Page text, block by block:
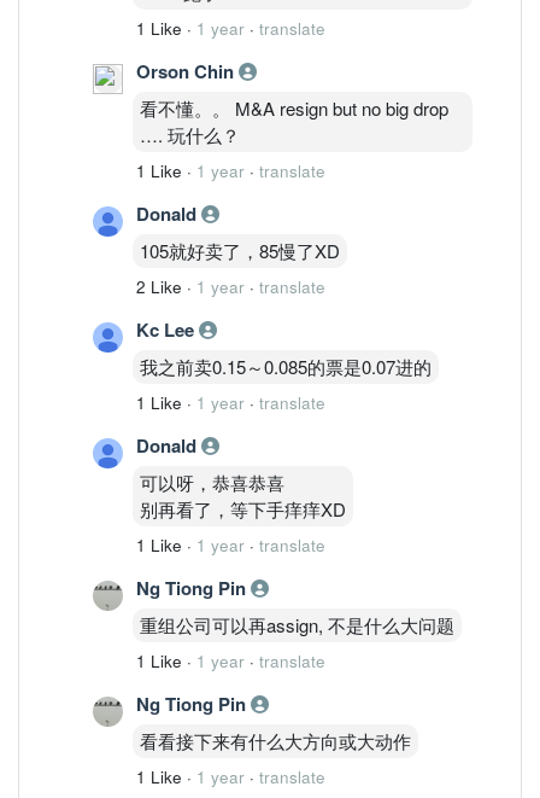
1 Like · 1 year · translate
Orson Chin
看不懂。。 M&A resign but no big drop
…. 玩什么？
1 Like · 1 year · translate
Donald
105就好卖了，85慢了XD
2 Like · 1 year · translate
Kc Lee
我之前卖0.15～0.085的票是0.07进的
1 Like · 1 year · translate
Donald
可以呀，恭喜恭喜
别再看了，等下手痒痒XD
1 Like · 1 year · translate
Ng Tiong Pin
重组公司可以再assign, 不是什么大问题
1 Like · 1 year · translate
Ng Tiong Pin
看看接下来有什么大方向或大动作
1 Like · 1 year · translate